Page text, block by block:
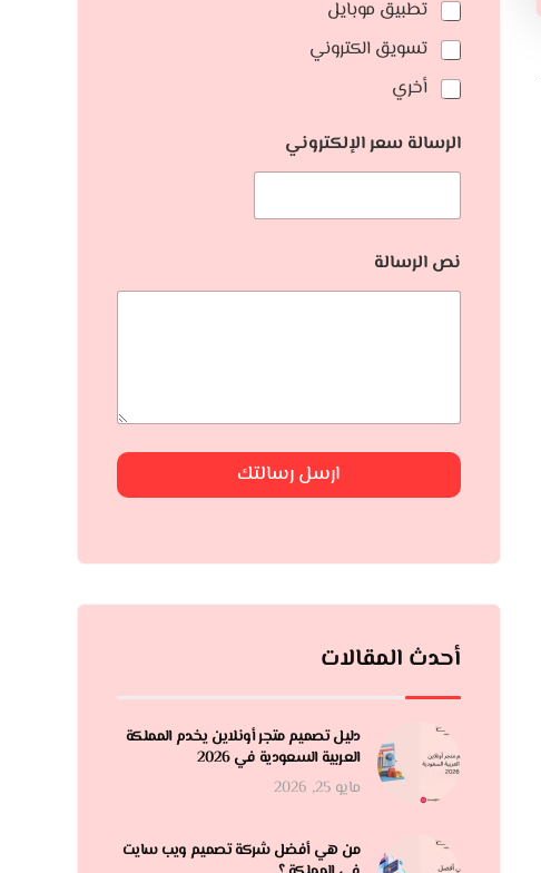
تطبيق موبايل
تسويق الكتروني
أخري
الرسالة سعر الإلكتروني
نص الرسالة
ارسل رسالتك
أحدث المقالات
دليل تصميم متجر أونلاين يخدم المملكة
العربية السعودية في 2026
مايو 25, 2026
من هي أفضل شركة تصميم ويب سايت